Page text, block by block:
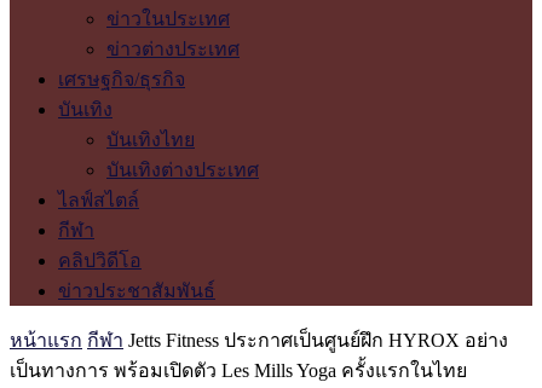
ข่าวในประเทศ
ข่าวต่างประเทศ
เศรษฐกิจ/ธุรกิจ
บันเทิง
บันเทิงไทย
บันเทิงต่างประเทศ
ไลฟ์สไตล์
กีฬา
คลิปวิดีโอ
ข่าวประชาสัมพันธ์
หน้าแรก กีฬา Jetts Fitness ประกาศเป็นศูนย์ฝึก HYROX อย่าง
เป็นทางการ พร้อมเปิดตัว Les Mills Yoga ครั้งแรกในไทย